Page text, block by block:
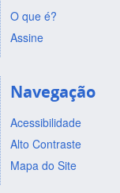
O que é?
Assine
Navegação
Acessibilidade
Alto Contraste
Mapa do Site